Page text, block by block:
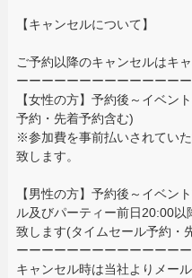
【キャンセルについて】
ご予約以降のキャンセルはキ
ーーーーーーーーーーーーー
【女性の方】予約後～イベン
予約・先着予約含む)
※参加費を事前払いされてい
致します。
【男性の方】予約後～イベン
ル及びパーティー前日20:00
致します(タイムセール予約・
ーーーーーーーーーーーーー
キャンセル時は当社よりメー